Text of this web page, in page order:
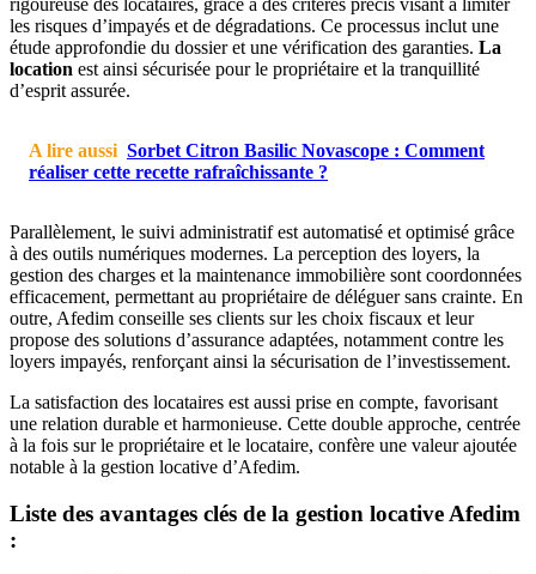
rigoureuse des locataires, grâce à des critères précis visant à limiter
les risques d’impayés et de dégradations. Ce processus inclut une
étude approfondie du dossier et une vérification des garanties. La
location est ainsi sécurisée pour le propriétaire et la tranquillité
d’esprit assurée.
A lire aussi Sorbet Citron Basilic Novascope : Comment
réaliser cette recette rafraîchissante ?
Parallèlement, le suivi administratif est automatisé et optimisé grâce
à des outils numériques modernes. La perception des loyers, la
gestion des charges et la maintenance immobilière sont coordonnées
efficacement, permettant au propriétaire de déléguer sans crainte. En
outre, Afedim conseille ses clients sur les choix fiscaux et leur
propose des solutions d’assurance adaptées, notamment contre les
loyers impayés, renforçant ainsi la sécurisation de l’investissement.
La satisfaction des locataires est aussi prise en compte, favorisant
une relation durable et harmonieuse. Cette double approche, centrée
à la fois sur le propriétaire et le locataire, confère une valeur ajoutée
notable à la gestion locative d’Afedim.
Liste des avantages clés de la gestion locative Afedim
: